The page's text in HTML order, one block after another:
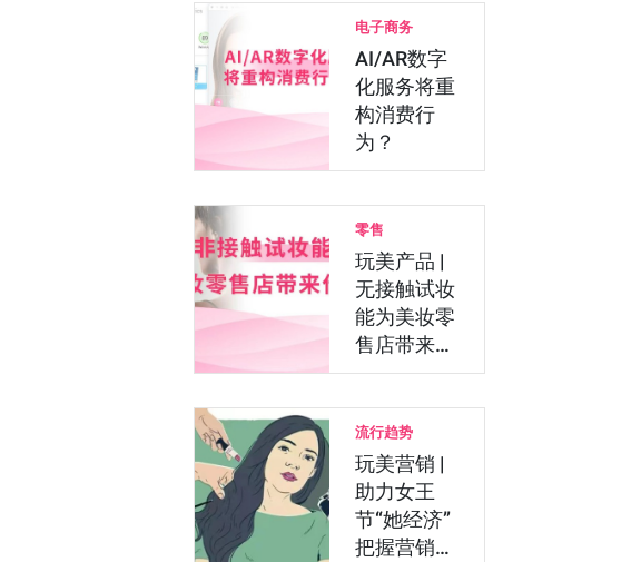
电子商务
AI/AR数字
化服务将重
构消费行
为？
零售
玩美产品 |
无接触试妆
能为美妆零
售店带来什
么？
流行趋势
玩美营销 |
助力女王
节“她经济”
把握营销新